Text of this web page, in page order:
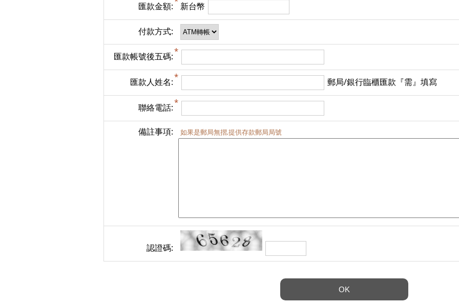
匯款金額: 新台幣
付款方式:
匯款帳號後五碼:
匯款人姓名: 郵局/銀行臨櫃匯款『需』填寫
聯絡電話:
備註事項: 如果是郵局無摺,提供存款郵局局號
認證碼: